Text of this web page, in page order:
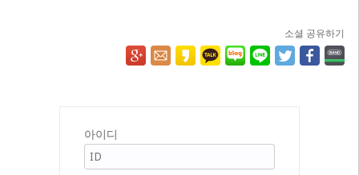
소셜 공유하기
아이디